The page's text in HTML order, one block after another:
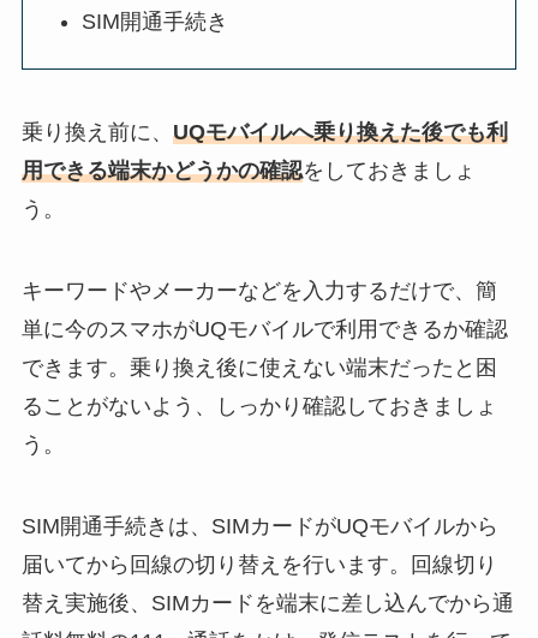
SIM開通手続き
乗り換え前に、 UQモバイルへ乗り換えた後でも利
用できる端末かどうかの確認をしておきましょ
う。
キーワードやメーカーなどを入力するだけで、簡
単に今のスマホがUQモバイルで利用できるか確認
できます。乗り換え後に使えない端末だったと困
ることがないよう、しっかり確認しておきましょ
う。
SIM開通手続きは、SIMカードがUQモバイルから
届いてから回線の切り替えを行います。回線切り
替え実施後、SIMカードを端末に差し込んでから通